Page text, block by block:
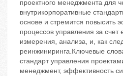
проектного менеджмента для
внутрикорпоративные
основе и стремится повысить
процессов управления за счет
измерения, анализа, и, как
реинжиниринга.Ключевые
стандарт управления
менеджмент, эффективность